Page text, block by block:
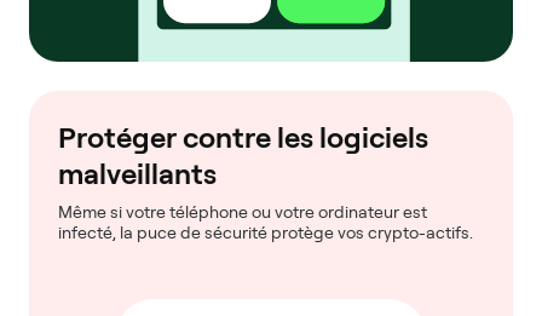
Protéger contre les logiciels
malveillants
Même si votre téléphone ou votre ordinateur est
infecté, la puce de sécurité protège vos crypto-actifs.